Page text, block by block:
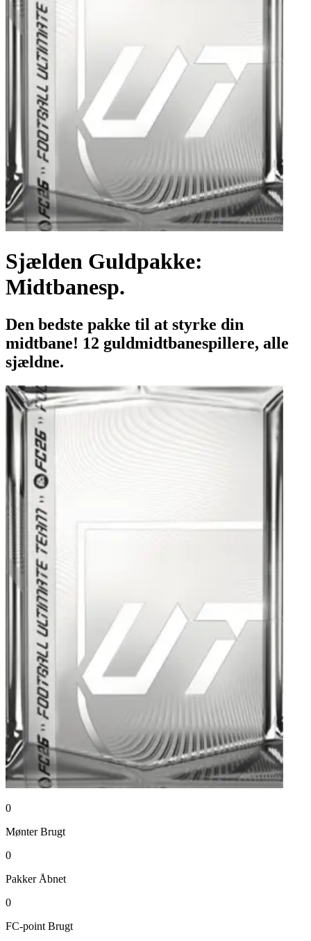
Sjælden Guldpakke:
Midtbanesp.
Den bedste pakke til at styrke din
midtbane! 12 guldmidtbanespillere, alle
sjældne.
0
Mønter Brugt
0
Pakker Åbnet
0
FC-point Brugt